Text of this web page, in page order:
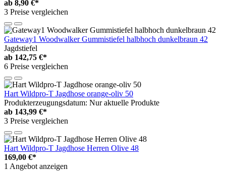
ab 8,90 €*
3 Preise vergleichen
Gateway1 Woodwalker Gummistiefel halbhoch dunkelbraun 42
Jagdstiefel
ab 142,75 €*
6 Preise vergleichen
Hart Wildpro-T Jagdhose orange-oliv 50
Produkterzeugungsdatum: Nur aktuelle Produkte
ab 143,99 €*
3 Preise vergleichen
Hart Wildpro-T Jagdhose Herren Olive 48
169,00 €*
1 Angebot anzeigen